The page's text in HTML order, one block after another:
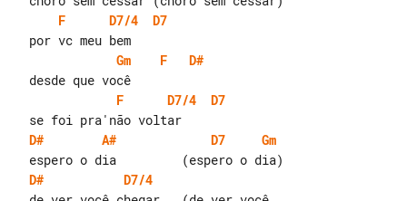
F
D7/4
D7
Gm
F
D#
F
D7/4
D7
D#
A# D7
Gm
D#
D7/4